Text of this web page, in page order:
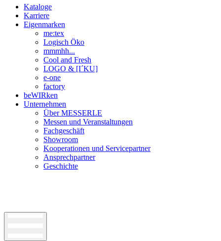
Kataloge
Karriere
Eigenmarken
me:tex
Logisch Öko
mmmhh...
Cool and Fresh
LOGO & [I´KU]
e-one
factory
beWIRken
Unternehmen
Über MESSERLE
Messen und Veranstaltungen
Fachgeschäft
Showroom
Kooperationen und Servicepartner
Ansprechpartner
Geschichte